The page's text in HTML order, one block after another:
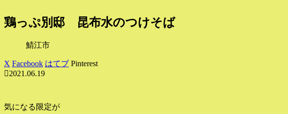
鶏っぷ別邸 昆布水のつけそば
鯖江市
X Facebook はてブ Pinterest
2021.06.19
気になる限定が